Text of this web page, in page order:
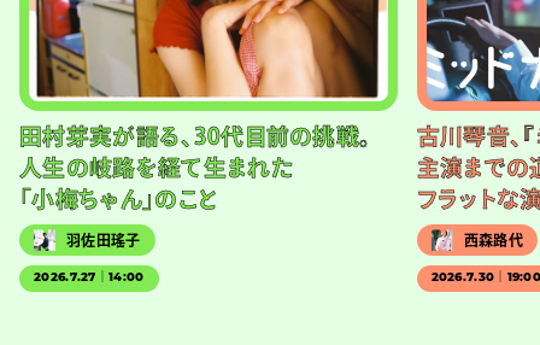
田村芽実が語る、30代目前の挑戦。
人生の岐路を経て生まれた
「小梅ちゃん」のこと
羽佐田瑤子
2026.7.27｜14:00
古川琴音、
主演までの
フラットな
西森路代
2026.7.30｜